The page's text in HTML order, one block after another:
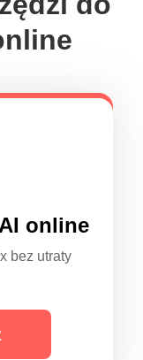
online
bez utraty